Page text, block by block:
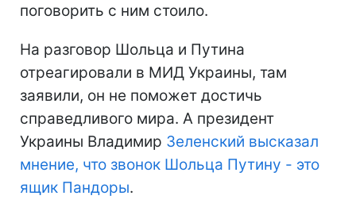
поговорить с ним стоило.
На разговор Шольца и Путина
отреагировали в МИД Украины, там
заявили, он не поможет достичь
справедливого мира. А президент
Украины Владимир Зеленский высказал
мнение, что звонок Шольца Путину - это
ящик Пандоры.